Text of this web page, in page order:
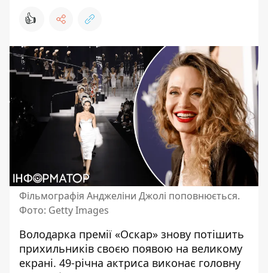
👍
Фільмографія Анджеліни Джолі поповнюється.
Фото: Getty Images
Володарка премії «Оскар» знову потішить
прихильників своєю появою на великому
екрані. 49-річна актриса виконає головну